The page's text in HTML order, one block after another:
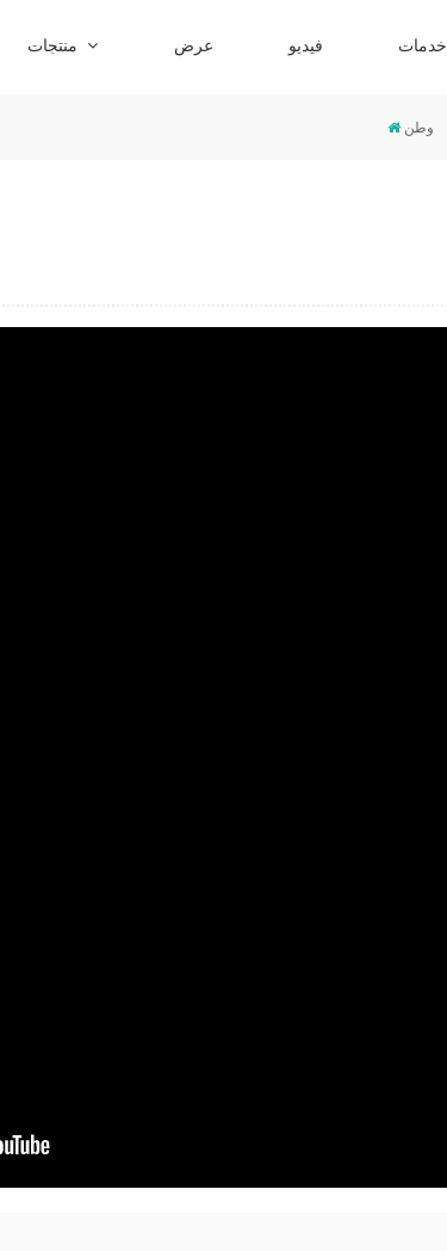
عرض فيديو خدمات
وطن